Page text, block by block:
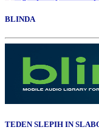
BLINDA
TEDEN SLEPIH IN